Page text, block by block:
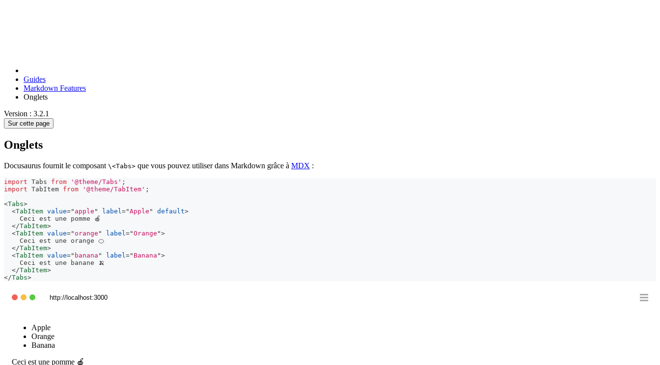
Guides
Markdown Features
Onglets
Version : 3.2.1
Sur cette page
Onglets
Docusaurus fournit le composant \<Tabs> que vous pouvez utiliser dans Markdown grâce à MDX :
import Tabs from '@theme/Tabs' ;
import TabItem from '@theme/TabItem' ;
<Tabs>
<TabItem value=" apple " label ="Apple " default>
    Ceci est une pomme 🍎
</TabItem>
<TabItem value=" orange " label ="Orange ">
    Ceci est une orange 🍊
</TabItem>
<TabItem value=" banana " label =" Banana ">
    Ceci est une banane 🍌
</TabItem>
</Tabs>
http://localhost:3000
Apple
Orange
Banana
Ceci est une pomme 🍎